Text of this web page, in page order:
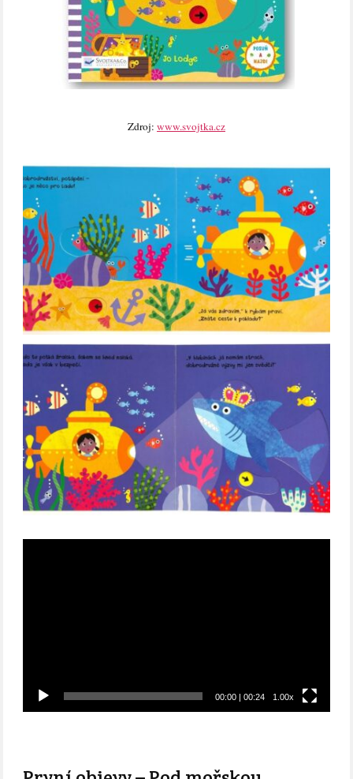
Zdroj: www.svojtka.cz
00:00| 00:24 1.00x